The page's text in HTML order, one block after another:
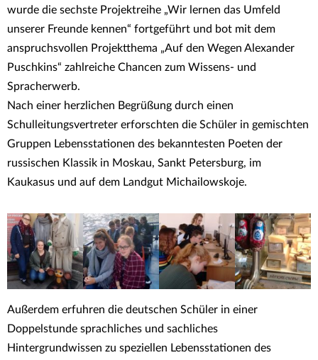
wurde die sechste Projektreihe „Wir lernen das Umfeld
unserer Freunde kennen“ fortgeführt und bot mit dem
anspruchsvollen Projektthema „Auf den Wegen Alexander
Puschkins“ zahlreiche Chancen zum Wissens- und
Spracherwerb.
Nach einer herzlichen Begrüßung durch einen
Schulleitungsvertreter erforschten die Schüler in gemischten
Gruppen Lebensstationen des bekanntesten Poeten der
russischen Klassik in Moskau, Sankt Petersburg, im
Kaukasus und auf dem Landgut Michailowskoje.
Außerdem erfuhren die deutschen Schüler in einer
Doppelstunde sprachliches und sachliches
Hintergrundwissen zu speziellen Lebensstationen des